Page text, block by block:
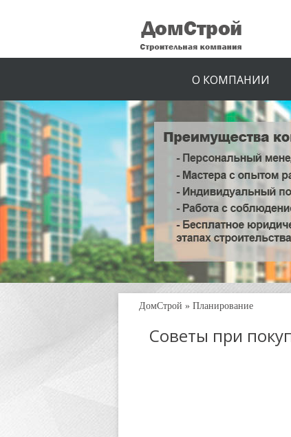
О КОМПАНИИ
ДомСтрой » Планирование
Советы при